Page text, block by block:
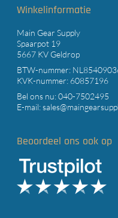
Winkelinformatie
Main Gear Supply
Spaarpot 19
5667 KV Geldrop
BTW-nummer:
KVK-nummer: 60857196
Bel ons nu:040-7502495
E-mail:
Beoordeel ons ook op